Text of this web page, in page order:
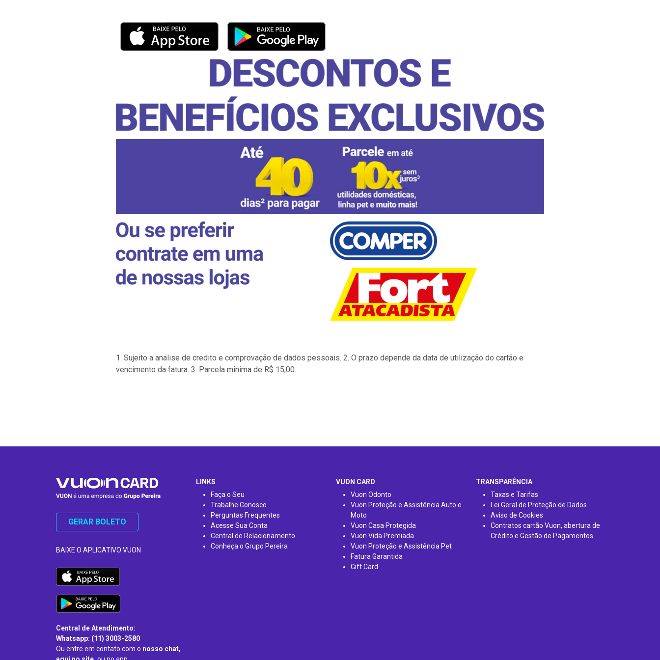
1. Sujeito a analise de credito e comprovação de dados pessoais. 2. O prazo depende da data de utilização do cartão e
vencimento da fatura. 3. Parcela minima de R$ 15,00.
GERAR BOLETO
BAIXE O APLICATIVO VUON
Central de Atendimento:
Whatsapp: (11) 3003-2580
Ou entre em contato com o nosso chat,
LINKS
Faça o Seu
Trabalhe Conosco
Perguntas Frequentes
Acesse Sua Conta
Central de Relacionamento
Conheça o Grupo Pereira
VUON CARD
Vuon Odonto
Vuon Proteção e Assistência Auto e
Moto
Vuon Casa Protegida
Vuon Vida Premiada
Vuon Proteção e Assistência Pet
Fatura Garantida
Gift Card
TRANSPARÊNCIA
Taxas e Tarifas
Lei Geral de Proteção de Dados
Aviso de Cookies
Contratos cartão Vuon, abertura de
Crédito e Gestão de Pagamentos